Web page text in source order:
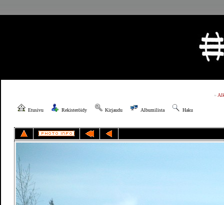
»
Etusivu Rekisteröidy Kirjaudu Albumilista Haku